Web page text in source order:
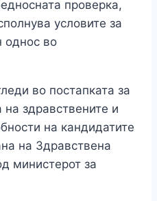
проверка,
условите за
однос во
во постапката за
на здравствените и
на кандидатите
на Здравствена
министерот за